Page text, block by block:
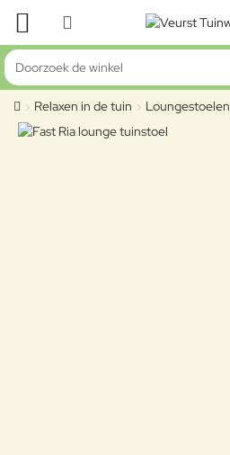
Doorzoek de winkel
home
Relaxen in de tuin Loungestoelen